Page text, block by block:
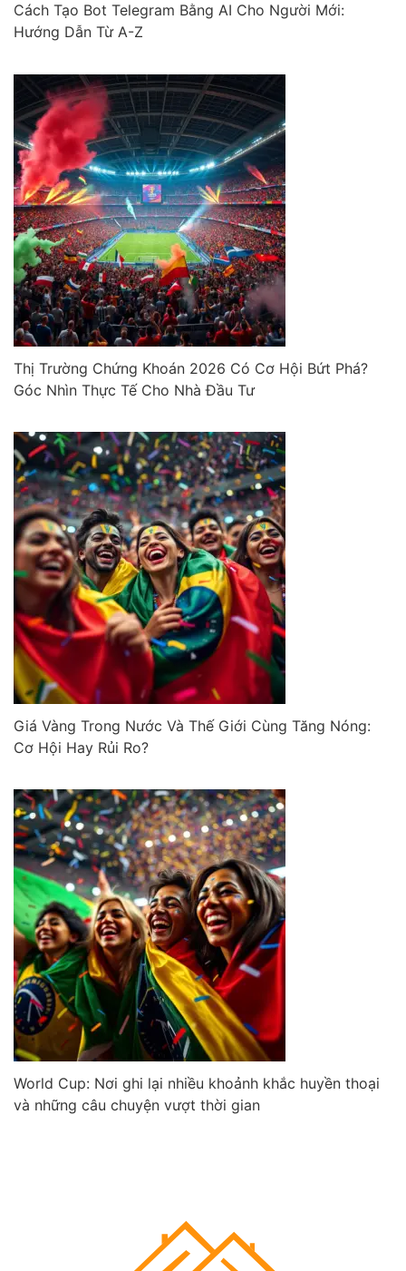
Cách Tạo Bot Telegram Bằng AI Cho Người Mới:
Hướng Dẫn Từ A-Z
Thị Trường Chứng Khoán 2026 Có Cơ Hội Bứt Phá?
Góc Nhìn Thực Tế Cho Nhà Đầu Tư
Giá Vàng Trong Nước Và Thế Giới Cùng Tăng Nóng:
Cơ Hội Hay Rủi Ro?
World Cup: Nơi ghi lại nhiều khoảnh khắc huyền thoại
và những câu chuyện vượt thời gian